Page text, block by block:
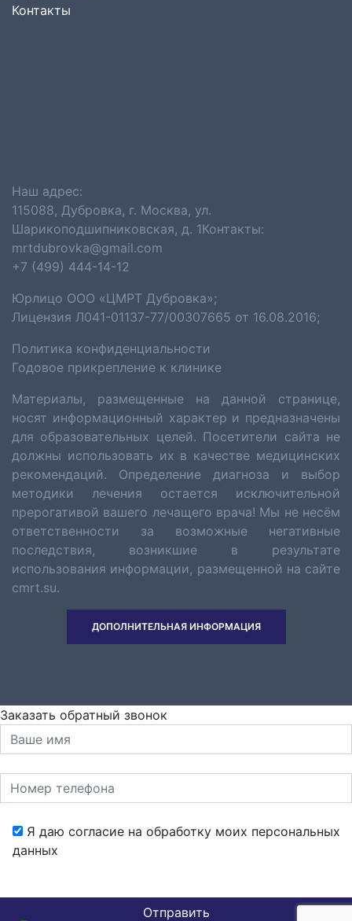
Контакты
Наш адрес:
115088, Дубровка, г. Москва, ул.
Шарикоподшипниковская, д. 1Контакты:
mrtdubrovka@gmail.com
+7 (499) 444-14-12
Юрлицо ООО «ЦМРТ Дубровка»;
Лицензия Л041-01137-77/00307665 от 16.08.2016;
Политика конфиденциальности
Годовое прикрепление к клинике
Материалы, размещенные на данной странице,
носят информационный характер и предназначены
для образовательных целей. Посетители сайта не
должны использовать их в качестве медицинских
рекомендаций. Определение диагноза и выбор
методики лечения остается исключительной
прерогативой вашего лечащего врача! Мы не несём
ответственности за возможные негативные
последствия, возникшие в результате
использования информации, размещенной на сайте
cmrt.su.
ДОПОЛНИТЕЛЬНАЯ ИНФОРМАЦИЯ
Заказать обратный звонок
Я даю согласие на обработку моих персональных
данных